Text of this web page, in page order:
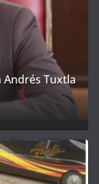
Andrés Tuxtla